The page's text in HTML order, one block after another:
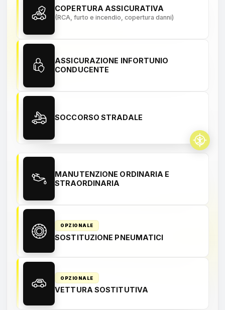
COPERTURA ASSICURATIVA
(RCA, furto e incendio, copertura danni)
ASSICURAZIONE INFORTUNIO
CONDUCENTE
SOCCORSO STRADALE
MANUTENZIONE ORDINARIA E
STRAORDINARIA
OPZIONALE
SOSTITUZIONE PNEUMATICI
OPZIONALE
VETTURA SOSTITUTIVA